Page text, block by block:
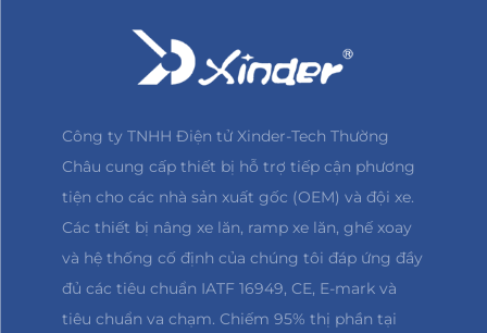
Công ty TNHH Điện tử Xinder-Tech Thường
Châu cung cấp thiết bị hỗ trợ tiếp cận phương
tiện cho các nhà sản xuất gốc (OEM) và đội xe.
Các thiết bị nâng xe lăn, ramp xe lăn, ghế xoay
và hệ thống cố định của chúng tôi đáp ứng đầy
đủ các tiêu chuẩn IATF 16949, CE, E-mark và
tiêu chuẩn va chạm. Chiếm 95% thị phần tại